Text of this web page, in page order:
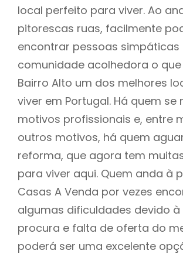
local perfeito para viver. Ao
pitorescas ruas, facilmente
encontrar pessoas simpáticas
comunidade acolhedora o
Bairro Alto um dos melhores
viver em Portugal. Há quem se
motivos profissionais e, entre
outros motivos, há quem
reforma, que agora tem
para viver aqui. Quem anda à
Casas A Venda por vezes
algumas dificuldades devido
procura e falta de oferta do
poderá ser uma excelente